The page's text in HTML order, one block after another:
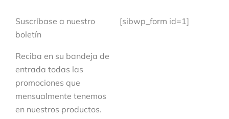
Suscríbase a nuestro
boletín
Reciba en su bandeja de
entrada todas las
promociones que
mensualmente tenemos
en nuestros productos.
[sibwp_form id=1]